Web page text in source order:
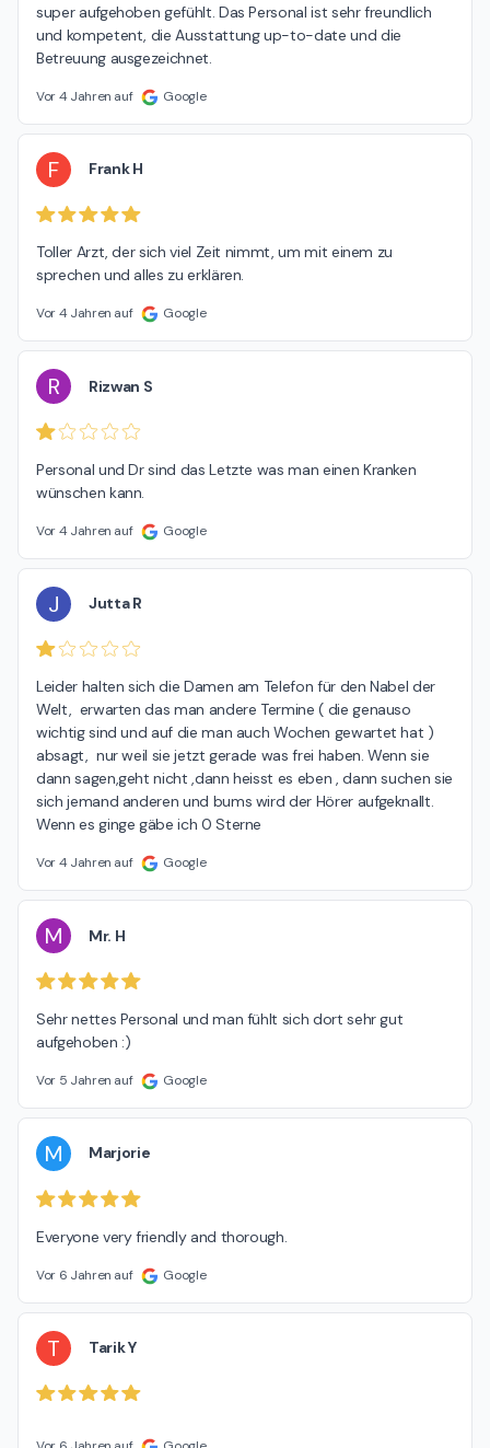
super aufgehoben gefühlt. Das Personal ist sehr freundlich
und kompetent, die Ausstattung up-to-date und die
Betreuung ausgezeichnet.
Vor 4 Jahren auf Google
F Frank H
Toller Arzt, der sich viel Zeit nimmt, um mit einem zu
sprechen und alles zu erklären.
Vor 4 Jahren auf Google
R Rizwan S
Personal und Dr sind das Letzte was man einen Kranken
wünschen kann.
Vor 4 Jahren auf Google
J Jutta R
Leider halten sich die Damen am Telefon für den Nabel der
Welt,  erwarten das man andere Termine ( die genauso
wichtig sind und auf die man auch Wochen gewartet hat )
absagt,  nur weil sie jetzt gerade was frei haben. Wenn sie
dann sagen,geht nicht ,dann heisst es eben , dann suchen sie
sich jemand anderen und bums wird der Hörer aufgeknallt.
Wenn es ginge gäbe ich 0 Sterne
Vor 4 Jahren auf Google
M Mr. H
Sehr nettes Personal und man fühlt sich dort sehr gut
aufgehoben :)
Vor 5 Jahren auf Google
M Marjorie
Everyone very friendly and thorough.
Vor 6 Jahren auf Google
T Tarik Y